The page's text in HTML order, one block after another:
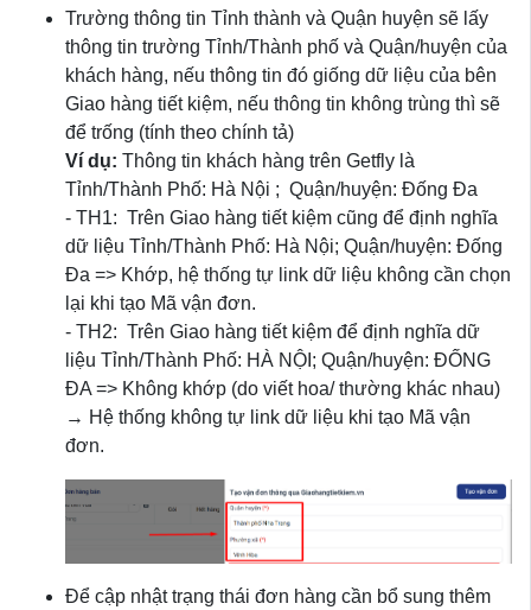
Trường thông tin Tỉnh thành và Quận huyện sẽ lấy
thông tin trường Tỉnh/Thành phố và Quận/huyện của
khách hàng, nếu thông tin đó giống dữ liệu của bên
Giao hàng tiết kiệm, nếu thông tin không trùng thì sẽ
để trống (tính theo chính tả)
Ví dụ: Thông tin khách hàng trên Getfly là
Tỉnh/Thành Phố: Hà Nội ; Quận/huyện: Đống Đa
- TH1: Trên Giao hàng tiết kiệm cũng để định nghĩa
dữ liệu Tỉnh/Thành Phố: Hà Nội; Quận/huyện: Đống
Đa => Khớp, hệ thống tự link dữ liệu không cần chọn
lại khi tạo Mã vận đơn.
- TH2: Trên Giao hàng tiết kiệm để định nghĩa dữ
liệu Tỉnh/Thành Phố: HÀ NỘI; Quận/huyện: ĐỐNG
ĐA => Không khớp (do viết hoa/ thường khác nhau)
→ Hệ thống không tự link dữ liệu khi tạo Mã vận
đơn.
Để cập nhật trạng thái đơn hàng cần bổ sung thêm